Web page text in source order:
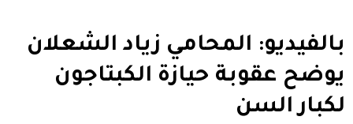
بالفيديو: المحامي زياد الشعلان
يوضح عقوبة حيازة الكبتاجون
لكبار السن